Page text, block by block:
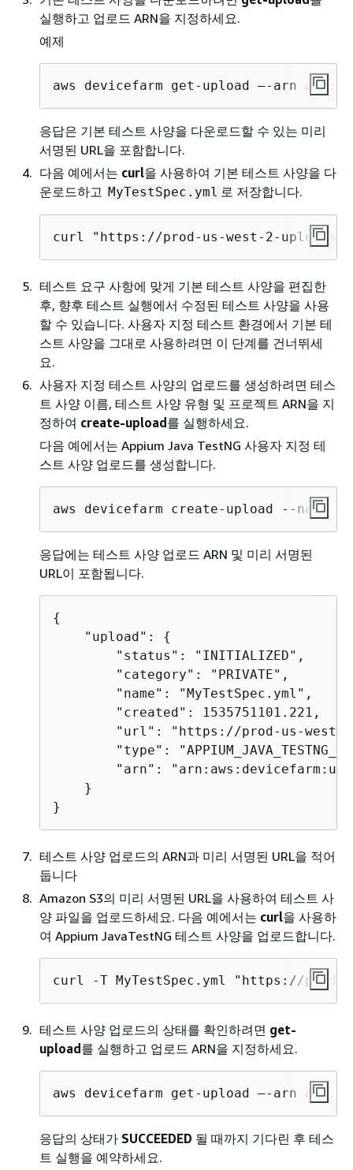
실행하고 업로드 ARN을 지정하세요.
예제
aws devicefarm get-upload –-arn
응답은 기본 테스트 사양을 다운로드할 수 있는 미리
서명된 URL을 포함합니다.
다음 예에서는 curl을 사용하여 기본 테스트 사양을 다
운로드하고 MyTestSpec.yml 로 저장합니다.
curl "https://prod-us-west-2-uploads.s3-
테스트 요구 사항에 맞게 기본 테스트 사양을 편집한
후, 향후 테스트 실행에서 수정된 테스트 사양을 사용
할 수 있습니다. 사용자 지정 테스트 환경에서 기본 테
스트 사양을 그대로 사용하려면 이 단계를 건너뛰세
요.
사용자 지정 테스트 사양의 업로드를 생성하려면 테스
트 사양 이름, 테스트 사양 유형 및 프로젝트 ARN을 지
정하여 create-upload를 실행하세요.
다음 예에서는 Appium Java TestNG 사용자 지정 테
스트 사양 업로드를 생성합니다.
aws devicefarm create-upload --name
응답에는 테스트 사양 업로드 ARN 및 미리 서명된
URL이 포함됩니다.
{
    "upload":
{
        "status": "INITIALIZED",
        "category": "PRIVATE",
        "name": "MyTestSpec.yml",
        "created": 1535751101.221,
"url": "https://prod-us-
"type":
"arn":
    }
}
테스트 사양 업로드의 ARN과 미리 서명된 URL을 적어
둡니다
Amazon S3의 미리 서명된 URL을 사용하여 테스트 사
양 파일을 업로드하세요. 다음 예에서는 curl을 사용하
여 Appium JavaTestNG 테스트 사양을 업로드합니다.
curl -T MyTestSpec.yml "https://prod-
테스트 사양 업로드의 상태를 확인하려면 get-
upload를 실행하고 업로드 ARN을 지정하세요.
aws devicefarm get-upload –-arn
응답의 상태가 SUCCEEDED 될 때까지 기다린 후 테스
트 실행을 예약하세요.